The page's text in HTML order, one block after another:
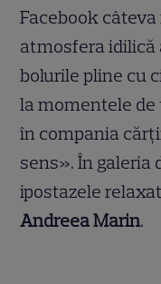
Facebook
atmosfera idilică
bolurile pline cu
la momentele de
în compania
sens». În galeria
ipostazele
Andreea Marin.